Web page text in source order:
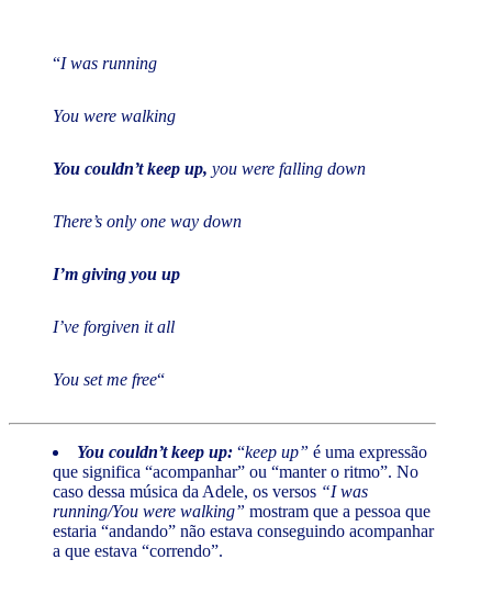
“I was running
You were walking
You couldn’t keep up, you were falling down
There’s only one way down
I’m giving you up
I’ve forgiven it all
You set me free“
You couldn’t keep up: “keep up” é uma expressão
que significa “acompanhar” ou “manter o ritmo”. No
caso dessa música da Adele, os versos “I was
running/You were walking” mostram que a pessoa que
estaria “andando” não estava conseguindo acompanhar
a que estava “correndo”.